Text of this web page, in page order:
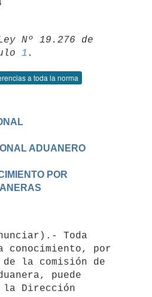
Nº 19.276 de
1
a toda la norma
ADUANERO
POR
conocimiento, por
la comisión de
puede
la Dirección